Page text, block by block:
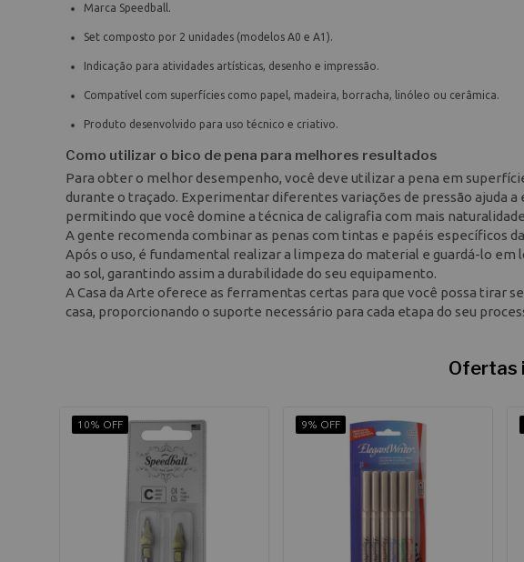
Marca Speedball.
Set composto por 2 unidades (modelos A0 e A1).
Indicação para atividades artísticas, desenho e impressão.
Compatível com superfícies como papel, madeira, borracha, linóleo ou cerâmica.
Produto desenvolvido para uso técnico e criativo.
Como utilizar o bico de pena para melhores resultados
Para obter o melhor desempenho, você deve utilizar a pena em
durante o traçado. Experimentar diferentes variações de pressão ajuda
permitindo que você domine a técnica de caligrafia com mais
A gente recomenda combinar as penas com tintas e papéis específicos
Após o uso, é fundamental realizar a limpeza do material e guardá-lo em
ao sol, garantindo assim a durabilidade do seu equipamento.
A Casa da Arte oferece as ferramentas certas para que você possa tirar
casa, proporcionando o suporte necessário para cada etapa do seu
Ofertas
10% OFF 9% OFF